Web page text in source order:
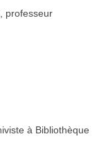
professeur
à Bibliothèque